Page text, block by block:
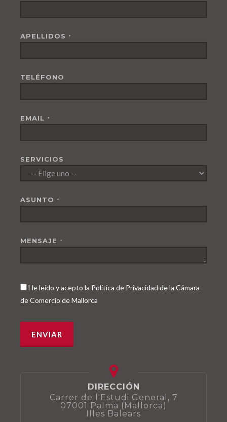
APELLIDOS *
TELÉFONO
EMAIL *
SERVICIOS
ASUNTO *
MENSAJE *
He leído y acepto la Política de Privacidad de la Cámara
de Comercio de Mallorca
DIRECCIÓN
Carrer de l'Estudi General, 7
07001 Palma (Mallorca)
Illes Balears